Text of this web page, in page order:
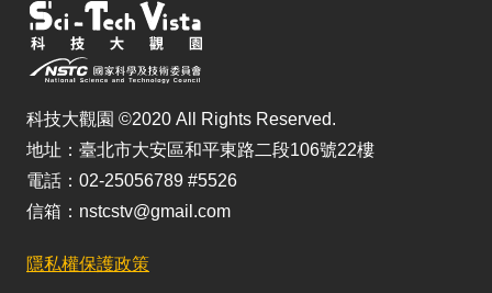
科技大觀園 ©2020 All Rights Reserved.
地址：臺北市大安區和平東路二段106號22樓
電話：02-25056789 #5526
信箱：nstcstv@gmail.com
隱私權保護政策